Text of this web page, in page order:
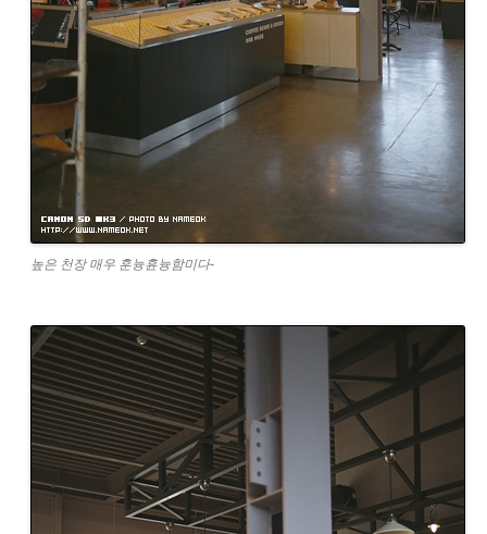
높은 천장 매우 훈늉휸늉함미다-